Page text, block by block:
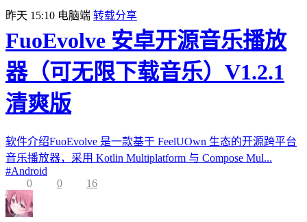
昨天 15:10 电脑端 转载分享
FuoEvolve 安卓开源音乐播放
器（可无限下载音乐）V1.2.1
清爽版
软件介绍FuoEvolve 是一款基于 FeelUOwn 生态的开源跨平台
音乐播放器，采用 Kotlin Multiplatform 与 Compose Mul...
#Android
0
0 16